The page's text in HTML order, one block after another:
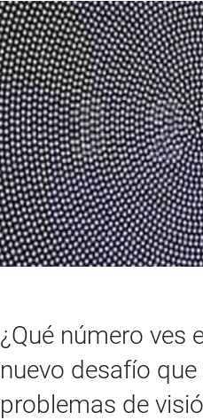
¿Qué número ves
nuevo desafío
problemas de